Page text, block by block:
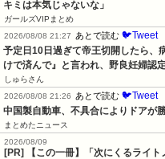
キミは本気じゃないな」
ガールズVIPまとめ
2026/08/08 21:27
あとで読む 🐦Tweet
予定日10日過ぎて帝王切開したら、
けで済んで』と言われ、野良妊婦認
しゅらさん
2026/08/08 21:26
あとで読む 🐦Tweet
中国製自動車、不具合によりドアが
まとめたニュース
2026/08/09
[PR] 【この一冊】「次にくるライ